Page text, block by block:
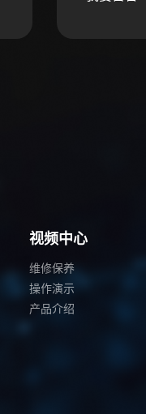
视频中心
维修保养
操作演示
产品介绍